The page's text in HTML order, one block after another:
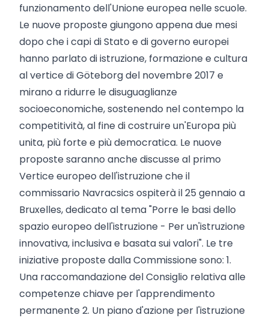
funzionamento dell'Unione europea nelle scuole.
Le nuove proposte giungono appena due mesi
dopo che i capi di Stato e di governo europei
hanno parlato di istruzione, formazione e cultura
al vertice di Göteborg del novembre 2017 e
mirano a ridurre le disuguaglianze
socioeconomiche, sostenendo nel contempo la
competitività, al fine di costruire un'Europa più
unita, più forte e più democratica. Le nuove
proposte saranno anche discusse al primo
Vertice europeo dell'istruzione che il
commissario Navracsics ospiterà il 25 gennaio a
Bruxelles, dedicato al tema "Porre le basi dello
spazio europeo dell'istruzione - Per un'istruzione
innovativa, inclusiva e basata sui valori". Le tre
iniziative proposte dalla Commissione sono: 1.
Una raccomandazione del Consiglio relativa alle
competenze chiave per l'apprendimento
permanente 2. Un piano d'azione per l'istruzione